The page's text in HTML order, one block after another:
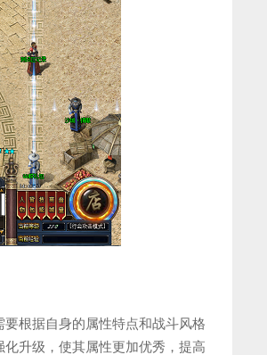
根据自身的属性特点和战斗风格
升级，使其属性更加优秀，提高